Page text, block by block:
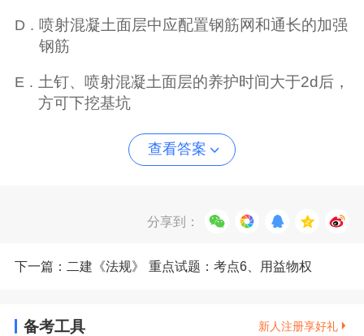
D . 喷射混凝土面层中应配置钢筋网和通长的加强
钢筋
E . 土钉、喷射混凝土面层的养护时间大于2d后，
方可下挖基坑
查看答案
分享到：
下一篇：二建《法规》 重点试题：考点6、用益物权
备考工具 新人注册享好礼